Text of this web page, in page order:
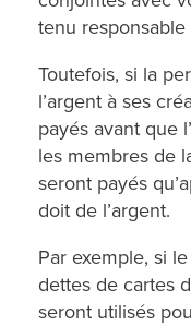
tenu responsable
Toutefois, si la
l’argent à ses
payés avant que
les membres de
seront payés
doit de l’argent.
Par exemple, si
dettes de cartes
seront utilisés